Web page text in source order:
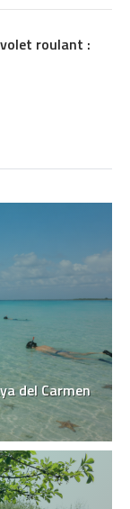
roulant :
del Carmen